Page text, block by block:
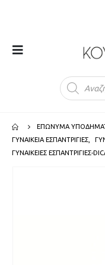
ΕΠΩΝΥΜΑ
ΓΥΝΑΙΚΕΙΑ ΕΣΠΑΝΤΡΙΓΙΕΣ
ΓΥΝΑΙΚΕΙΕΣ ΕΣΠΑΝΤΡΙΓΙΕΣ-